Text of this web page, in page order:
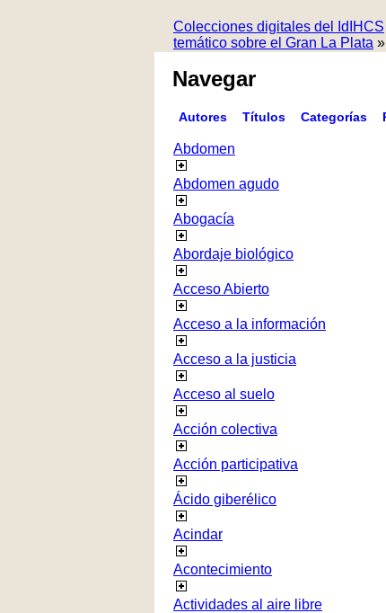
Colecciones digitales del IdIHCS
temático sobre el Gran La Plata »
Navegar
Autores Títulos Categorías
Abdomen
Abdomen agudo
Abogacía
Abordaje biológico
Acceso Abierto
Acceso a la información
Acceso a la justicia
Acceso al suelo
Acción colectiva
Acción participativa
Ácido giberélico
Acindar
Acontecimiento
Actividades al aire libre